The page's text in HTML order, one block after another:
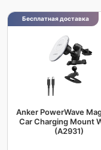
Anker PowerWave
Car Charging Mount
(A2931)
Бесплатная доставка